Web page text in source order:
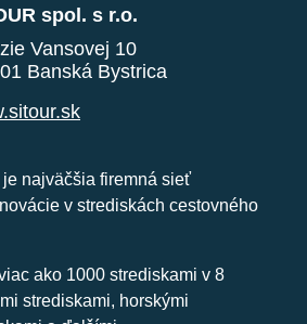
spol. s r.o.
Vansovej 10
Banská Bystrica
najväčšia firemná sieť
v strediskách cestovného
ako 1000 strediskami v 8
strediskami, horskými